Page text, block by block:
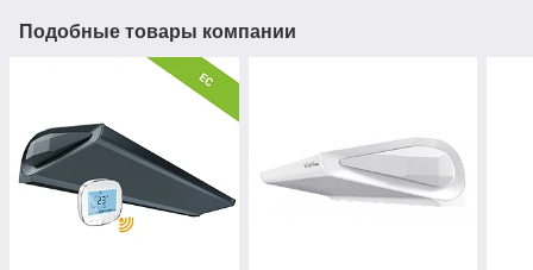
Подобные товары компании